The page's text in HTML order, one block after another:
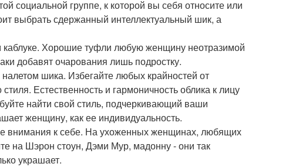
социальной группе, к которой вы себя относите или
выбрать сдержанный интеллектуальный шик, а
Хорошие туфли любую женщину неотразимой
добавят очарования лишь подростку.
налетом шика. Избегайте любых крайностей от
Естественность и гармоничность облика к лицу
найти свой стиль, подчеркивающий ваши
женщину, как ее индивидуальность.
внимания к себе. На ухоженных женщинах, любящих
на Шэрон стоун, Дэми Мур, мадонну - они так
украшает.